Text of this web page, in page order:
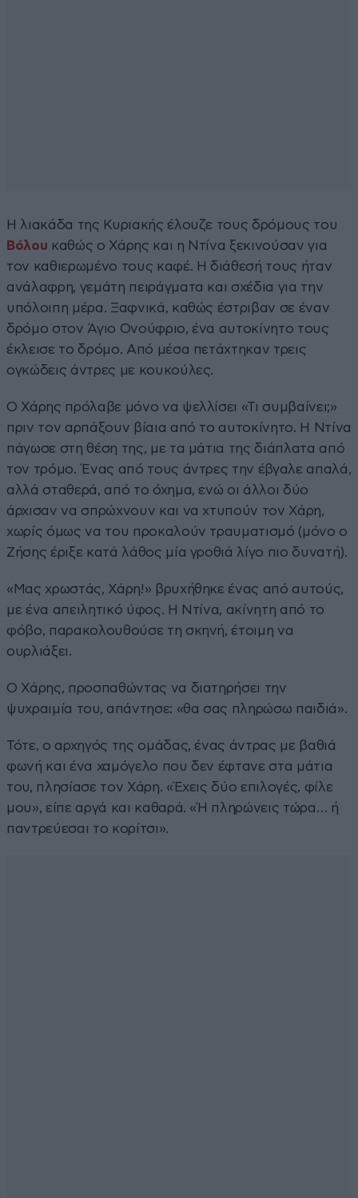
Η λιακάδα της Κυριακής έλουζε τους δρόμους του
Βόλου καθώς ο Χάρης και η Ντίνα ξεκινούσαν για
τον καθιερωμένο τους καφέ. Η διάθεσή τους ήταν
ανάλαφρη, γεμάτη πειράγματα και σχέδια για την
υπόλοιπη μέρα. Ξαφνικά, καθώς έστριβαν σε έναν
δρόμο στον Άγιο Ονούφριο, ένα αυτοκίνητο τους
έκλεισε το δρόμο. Από μέσα πετάχτηκαν τρεις
ογκώδεις άντρες με κουκούλες.
Ο Χάρης πρόλαβε μόνο να ψελλίσει «Τι συμβαίνει;»
πριν τον αρπάξουν βίαια από το αυτοκίνητο. Η Ντίνα
πάγωσε στη θέση της, με τα μάτια της διάπλατα από
τον τρόμο. Ένας από τους άντρες την έβγαλε απαλά,
αλλά σταθερά, από το όχημα, ενώ οι άλλοι δύο
άρχισαν να σπρώχνουν και να χτυπούν τον Χάρη,
χωρίς όμως να του προκαλούν τραυματισμό (μόνο ο
Ζήσης έριξε κατά λάθος μία γροθιά λίγο πιο δυνατή).
«Μας χρωστάς, Χάρη!» βρυχήθηκε ένας από αυτούς,
με ένα απειλητικό ύφος. Η Ντίνα, ακίνητη από το
φόβο, παρακολουθούσε τη σκηνή, έτοιμη να
ουρλιάξει.
Ο Χάρης, προσπαθώντας να διατηρήσει την
ψυχραιμία του, απάντησε: «θα σας πληρώσω παιδιά».
Τότε, ο αρχηγός της ομάδας, ένας άντρας με βαθιά
φωνή και ένα χαμόγελο που δεν έφτανε στα μάτια
του, πλησίασε τον Χάρη. «Έχεις δύο επιλογές, φίλε
μου», είπε αργά και καθαρά. «Ή πληρώνεις τώρα… ή
παντρεύεσαι το κορίτσι».